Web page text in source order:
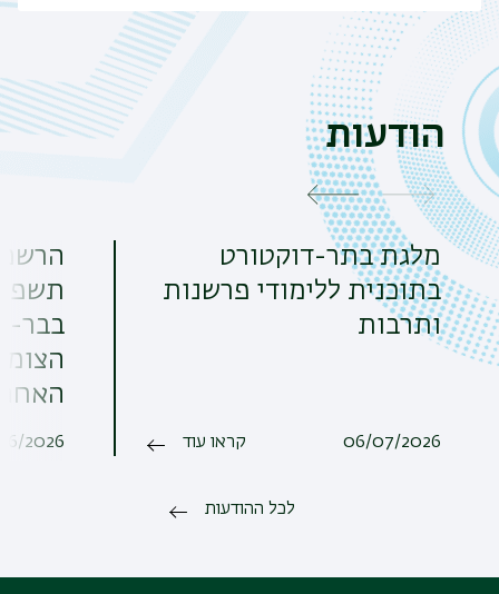
הודעות
מלגת בתר-דוקטורט
בתוכנית ללימודי פרשנות
ותרבות
06/07/2026 קראו עוד
בבר-
2026
לכל ההודעות